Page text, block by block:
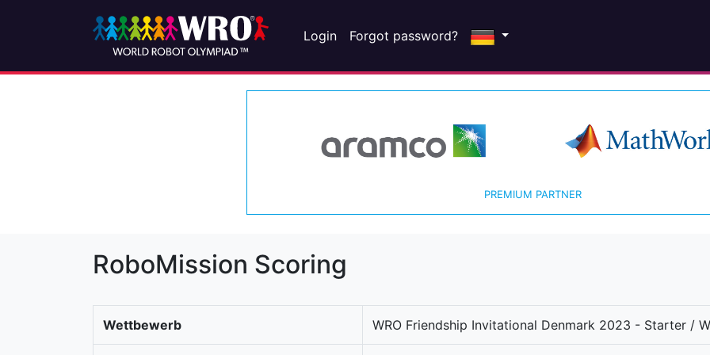
Login Forgot password?
PREMIUM PARTNER
RoboMission Scoring
Wettbewerb WRO Friendship Invitational Denmark 2023 - Starter /